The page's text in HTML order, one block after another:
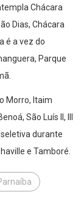
Chácara
Dias, Chácara
é a vez do
Parque
Morro, Itaim
São Luís II, III
durante
e Tamboré.